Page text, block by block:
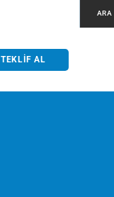
ARA
TEKLIF AL